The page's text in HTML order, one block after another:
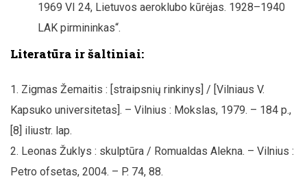
1969 VI 24, Lietuvos aeroklubo kūrėjas. 1928–1940
LAK pirmininkas“.
Literatūra ir šaltiniai:
Zigmas Žemaitis : [straipsnių rinkinys] / [Vilniaus V.
Kapsuko universitetas]. – Vilnius : Mokslas, 1979. – 184 p.,
[8] iliustr. lap.
Leonas Žuklys : skulptūra / Romualdas Alekna. – Vilnius :
Petro ofsetas, 2004. – P. 74, 88.